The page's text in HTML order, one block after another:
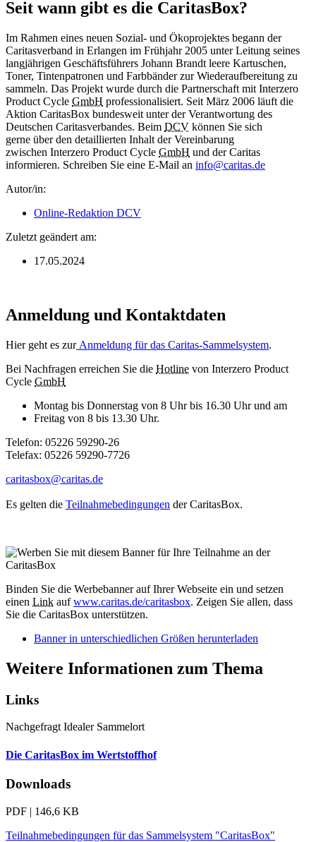
Seit wann gibt es die CaritasBox?
Im Rahmen eines neuen Sozial- und Ökoprojektes begann der
Caritasverband in Erlangen im Frühjahr 2005 unter Leitung seines
langjährigen Geschäftsführers Johann Brandt leere Kartuschen,
Toner, Tintenpatronen und Farbbänder zur Wiederaufbereitung zu
sammeln. Das Projekt wurde durch die Partnerschaft mit Interzero
Product Cycle GmbH professionalisiert. Seit März 2006 läuft die
Aktion CaritasBox bundesweit unter der Verantwortung des
Deutschen Caritasverbandes. Beim DCV können Sie sich
gerne über den detaillierten Inhalt der Vereinbarung
zwischen Interzero Product Cycle GmbH und der Caritas
informieren. Schreiben Sie eine E-Mail an info@caritas.de
Autor/in:
Online-Redaktion DCV
Zuletzt geändert am:
17.05.2024
Anmeldung und Kontaktdaten
Hier geht es zur Anmeldung für das Caritas-Sammelsystem.
Bei Nachfragen erreichen Sie die Hotline von Interzero Product
Cycle GmbH
Montag bis Donnerstag von 8 Uhr bis 16.30 Uhr und am
Freitag von 8 bis 13.30 Uhr.
Telefon: 05226 59290-26
Telefax: 05226 59290-7726
caritasbox@caritas.de
Es gelten die Teilnahmebedingungen der CaritasBox.
Binden Sie die Werbebanner auf Ihrer Webseite ein und setzen
einen Link aufwww.caritas.de/caritasbox. Zeigen Sie allen, dass
Sie die CaritasBox unterstützen.
Banner in unterschiedlichen Größen herunterladen
Weitere Informationen zum Thema
Links
Nachgefragt Idealer Sammelort
Die CaritasBox im Wertstoffhof
Downloads
PDF | 146,6 KB
Teilnahmebedingungen für das Sammelsystem "CaritasBox"